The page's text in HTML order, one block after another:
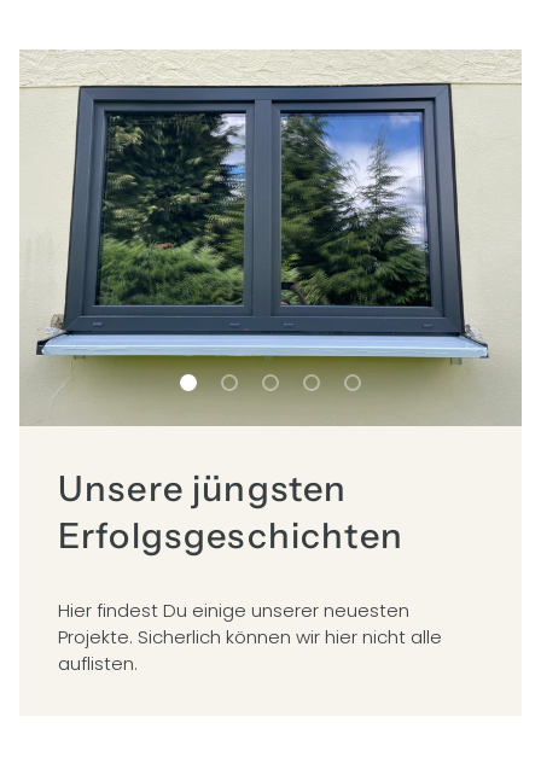
Folie laden 1 von 5
Folie laden 2 von 5
Folie laden 3 von 5
Folie laden 4 von 5
Folie laden 5 von 5
Unsere jüngsten
Erfolgsgeschichten
Hier findest Du einige unserer neuesten
Projekte. Sicherlich können wir hier nicht alle
auflisten.